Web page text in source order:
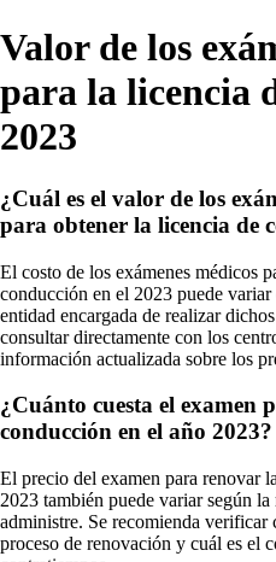
Valor de los
para la licencia
2023
¿Cuál es el valor de los
para obtener la licencia de
El costo de los exámenes médicos
conducción en el 2023 puede
entidad encargada de realizar
consultar directamente con los
información actualizada sobre los
¿Cuánto cuesta el examen
conducción en el año 2023?
El precio del examen para renovar
2023 también puede variar según
administre. Se recomienda verificar
proceso de renovación y cuál es el